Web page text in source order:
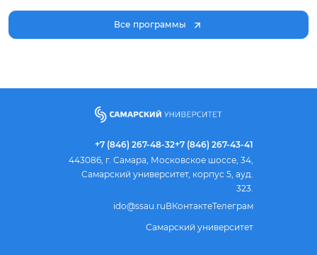
Все программы
+7 (846) 267-48-32+7 (846) 267-43-41
443086, г. Самара, Московское шоссе, 34,
Самарский университет, корпус 5, ауд.
323.
ido@ssau.ruВКонтактеТелеграм
Самарский университет